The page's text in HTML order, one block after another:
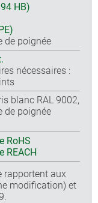
HB)
de poignée
nécessaires :
blanc RAL 9002,
de poignée
RoHS
REACH
rapportent aux
modification) et